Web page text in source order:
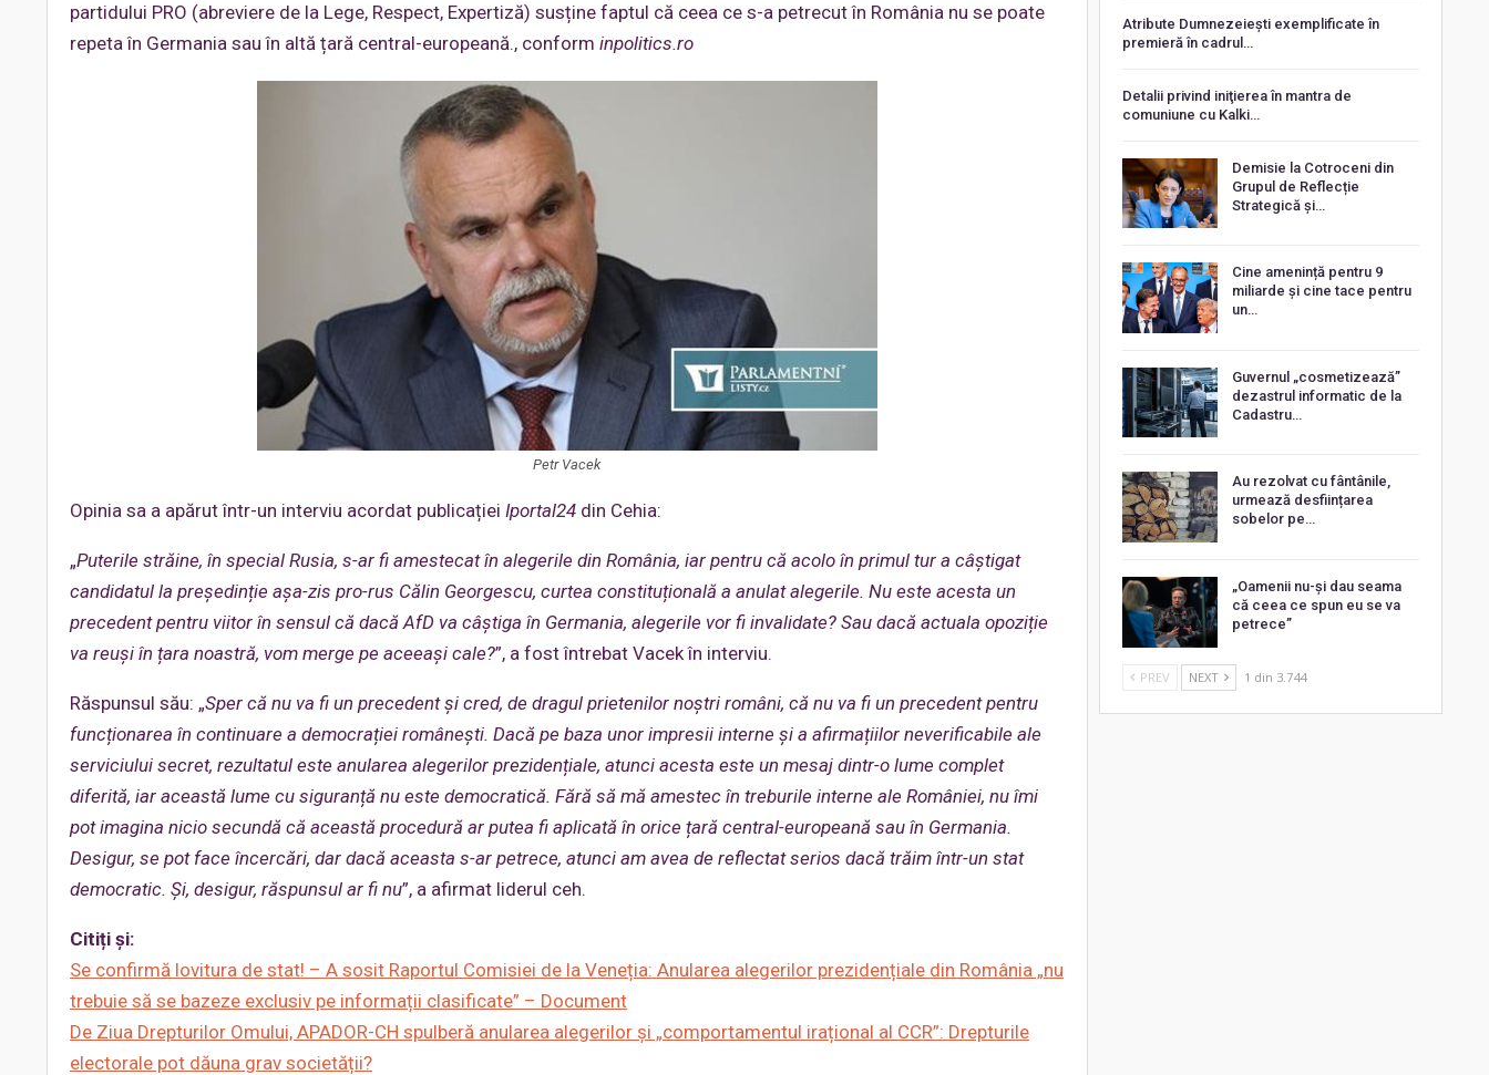
partidului PRO (abreviere de la Lege, Respect, Expertiză) susține faptul că ceea ce s-a petrecut în România nu se poate
repeta în Germania sau în altă țară central-europeană., conform inpolitics.ro
Petr Vacek
Opinia sa a apărut într-un interviu acordat publicației Iportal24 din Cehia:
„Puterile străine, în special Rusia, s-ar fi amestecat în alegerile din România, iar pentru că acolo în primul tur a câștigat
candidatul la președinție așa-zis pro-rus Călin Georgescu, curtea constituțională a anulat alegerile. Nu este acesta un
precedent pentru viitor în sensul că dacă AfD va câștiga în Germania, alegerile vor fi invalidate? Sau dacă actuala opoziție
va reuși în țara noastră, vom merge pe aceeași cale?”, a fost întrebat Vacek în interviu.
Răspunsul său: „Sper că nu va fi un precedent și cred, de dragul prietenilor noștri români, că nu va fi un precedent pentru
funcționarea în continuare a democrației românești. Dacă pe baza unor impresii interne și a afirmațiilor neverificabile ale
serviciului secret, rezultatul este anularea alegerilor prezidențiale, atunci acesta este un mesaj dintr-o lume complet
diferită, iar această lume cu siguranță nu este democratică. Fără să mă amestec în treburile interne ale României, nu îmi
pot imagina nicio secundă că această procedură ar putea fi aplicată în orice țară central-europeană sau în Germania.
Desigur, se pot face încercări, dar dacă aceasta s-ar petrece, atunci am avea de reflectat serios dacă trăim într-un stat
democratic. Și, desigur, răspunsul ar fi nu”, a afirmat liderul ceh.
Citiți și:
Se confirmă lovitura de stat! – A sosit Raportul Comisiei de la Veneția: Anularea alegerilor prezidențiale din România „nu
trebuie să se bazeze exclusiv pe informații clasificate” – Document
De Ziua Drepturilor Omului, APADOR-CH spulberă anularea alegerilor și „comportamentul irațional al CCR”: Drepturile
electorale pot dăuna grav societății?
Atribute Dumnezeiești exemplificate în
premieră în cadrul…
Detalii privind iniţierea în mantra de
comuniune cu Kalki…
Demisie la Cotroceni din
Grupul de Reflecție
Strategică și…
Cine amenință pentru 9
miliarde și cine tace pentru
un…
Guvernul „cosmetizează”
dezastrul informatic de la
Cadastru…
Au rezolvat cu fântânile,
urmează desființarea
sobelor pe…
„Oamenii nu-și dau seama
că ceea ce spun eu se va
petrece”
PREV NEXT 1 din 3.744